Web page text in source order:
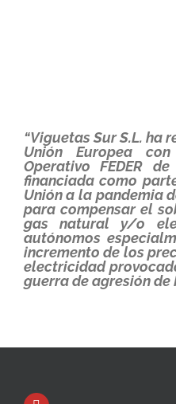
“Viguetas Sur S.L. ha
Unión Europea
Operativo FEDER
financiada como
Unión a la pandemia
para compensar el
gas natural y/o
autónomos
incremento de los
electricidad
guerra de agresión de